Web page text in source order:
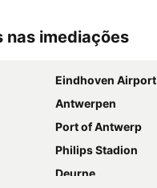
nas imediações
Eindhoven Airport
Antwerpen
Port of Antwerp
Philips Stadion
Deurne